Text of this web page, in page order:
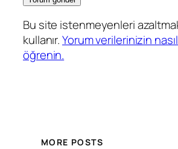
Bu site istenmeyenleri
kullanır.Yorum verilerinizin
öğrenin.
MORE POSTS